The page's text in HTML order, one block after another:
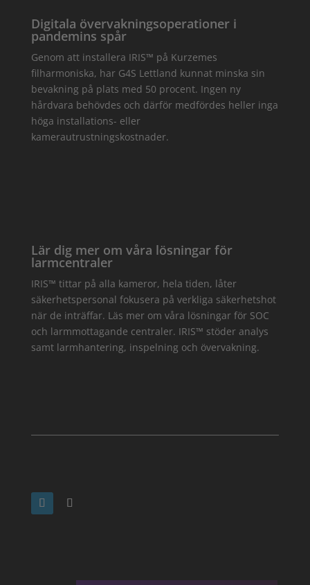
Digitala övervakningsoperationer i
pandemins spår
Genom att installera IRIS™ på Kurzemes
filharmoniska, har G4S Lettland kunnat minska sin
bevakning på plats med 50 procent. Ingen ny
hårdvara behövdes och därför medfördes heller inga
höga installations- eller
kamerautrustningskostnader.
Lär dig mer om våra lösningar för
larmcentraler
IRIS™ tittar på alla kameror, hela tiden, låter
säkerhetspersonal fokusera på verkliga säkerhetshot
när de inträffar. Läs mer om våra lösningar för SOC
och larmmottagande centraler. IRIS™ stöder analys
samt larmhantering, inspelning och övervakning.